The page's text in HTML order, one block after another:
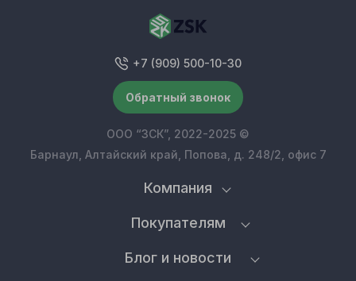
Компания
Покупателям
Блог и новости
+7 (909) 500-10-30
Обратный звонок
ООО “ЗСК”, 2022-2025 ©
Барнаул, Алтайский край, Попова, д. 248/2, офис 7